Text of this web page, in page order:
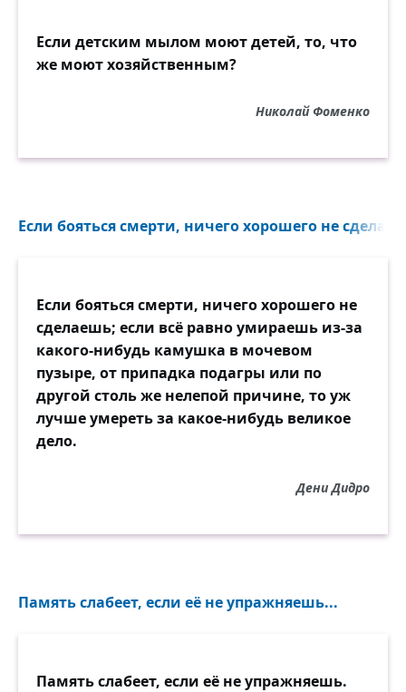
Если детским мылом моют детей, то, что
же моют хозяйственным?
Николай Фоменко
Если бояться смерти, ничего хорошего не
Если бояться смерти, ничего хорошего не
сделаешь; если всё равно умираешь из-за
какого-нибудь камушка в мочевом
пузыре, от припадка подагры или по
другой столь же нелепой причине, то уж
лучше умереть за какое-нибудь великое
дело.
Дени Дидро
Память слабеет, если её не упражняешь...
Память слабеет, если её не упражняешь.